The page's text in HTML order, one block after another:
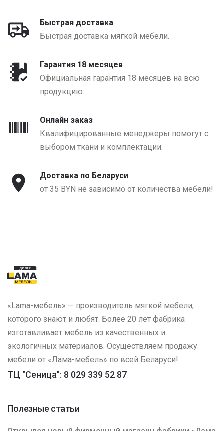
Быстрая доставка
Быстрая доставка мягкой мебели.
Гарантия 18 месяцев
Официальная гарантия 18 месяцев на всю
продукцию.
Онлайн заказ
Квалифицированные менеджеры помогут с
выбором ткани и комплектации.
Доставка по Беларуси
от 35 BYN не зависимо от количества мебели!
«Lama-мебель» — производитель мягкой мебели,
которого знают и любят. Более 20 лет фабрика
изготавливает мебель из качественных и
экологичных материалов. Осуществляем продажу
мебели от «Лама-мебель» по всей Беларуси!
ТЦ "Сеница": 8 029 339 52 87
Полезные статьи